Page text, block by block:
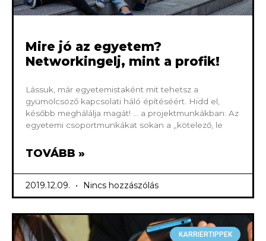
Mire jó az egyetem?
Networkingelj, mint a profik!
Lássuk, már egyetemistaként mit tehetsz a
gyümölcsöző kapcsolati háló építéséért. Hidd el,
később meghálálja magát! … a projektmunkákban: Az
egyetemi csoportmunkákat sokan a „kötelező, le
TOVÁBB »
2019.12.09. Nincs hozzászólás
KARRIERTIPPEK